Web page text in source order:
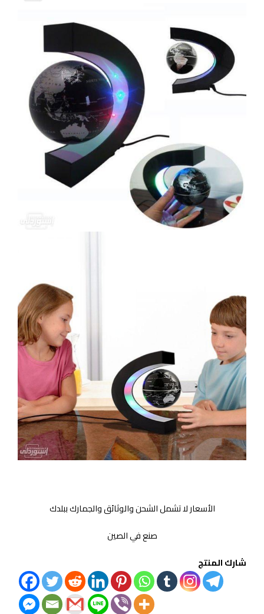
الأسعار لا تشمل الشحن والوثائق والجمارك ببلدك
صنع في الصين
شارك المنتج